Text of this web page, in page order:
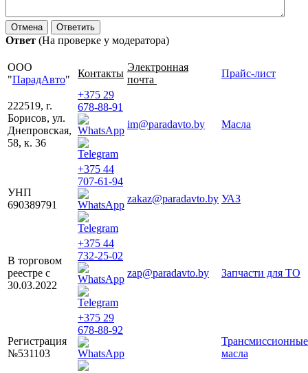
Ответ (На проверке у модератора)
ООО
"ПарадАвто"
Контакты
Электронная
почта
Прайс-лист
222519, г.
Борисов, ул.
Днепровская,
58, к. 36
+375 29
678-88-91
im@paradavto.by
Масла
УНП
690389791
+375 44
707-61-94
zakaz@paradavto.by УАЗ
В торговом
реестре с
30.03.2022
+375 44
732-25-02
zap@paradavto.by
Запчасти для ТО
Регистрация
№531103
+375 29
678-88-92
Трансмиссионные
масла